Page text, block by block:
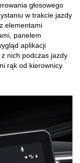
głosowego
w trakcie jazdy
elementami
panelem
aplikacji
nich podczas jazdy
rąk od kierownicy.